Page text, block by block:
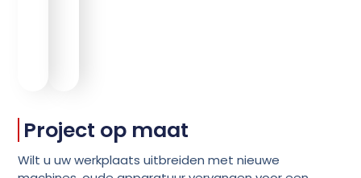
Project op maat
Wilt u uw werkplaats uitbreiden met nieuwe